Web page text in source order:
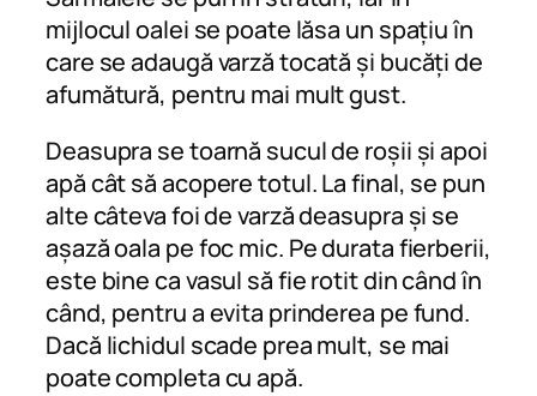
mijlocul oalei se poate lăsa un spațiu în
care se adaugă varză tocată și bucăți de
afumătură, pentru mai mult gust.
Deasupra se toarnă sucul de roșii și apoi
apă cât să acopere totul. La final, se pun
alte câteva foi de varză deasupra și se
așază oala pe foc mic. Pe durata fierberii,
este bine ca vasul să fie rotit din când în
când, pentru a evita prinderea pe fund.
Dacă lichidul scade prea mult, se mai
poate completa cu apă.